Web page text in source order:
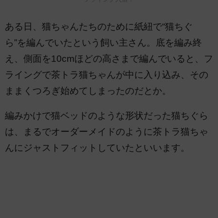
ある日、猫ちゃんたちのために紙紐で“猫ちぐ
ら”を編んでいたという飼い主さん。底を編み終
え、側面を10cmほどの高さまで編んでいると、フ
ライングで茶トラ猫ちゃんが中に入り込み、その
ままくつろぎ始めてしまったのだとか。
編みかけで猫ベッドのような形状だった猫ちぐら
は、まるでオーダーメイドのように茶トラ猫ちゃ
んにジャストフィットしていたといいます。